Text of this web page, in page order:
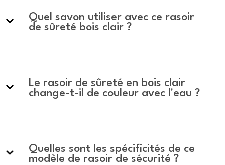
Quel savon utiliser avec ce rasoir
de sûreté bois clair ?
Le rasoir de sûreté en bois clair
change-t-il de couleur avec l'eau ?
Quelles sont les spécificités de ce
modèle de rasoir de sécurité ?